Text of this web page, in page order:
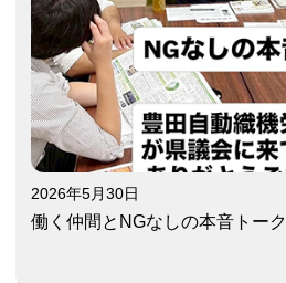
2026年5月30日
働く仲間とNGなしの本音トーク